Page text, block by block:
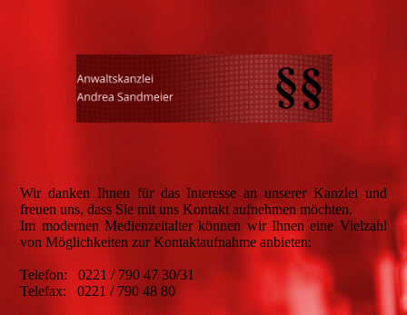
Wir danken Ihnen für das Interesse an unserer Kanzlei und
freuen uns, dass Sie mit uns Kontakt aufnehmen möchten.
Im modernen Medienzeitalter können wir Ihnen eine Vielzahl
von Möglichkeiten zur Kontaktaufnahme anbieten:
Telefon: 0221 / 790 47 30/31
Telefax: 0221 / 790 48 80